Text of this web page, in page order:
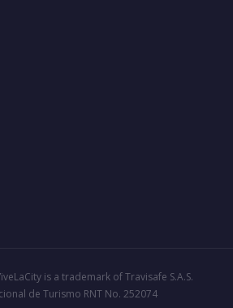
is a trademark of Travisafe S.A.S.
de Turismo RNT No. 252074